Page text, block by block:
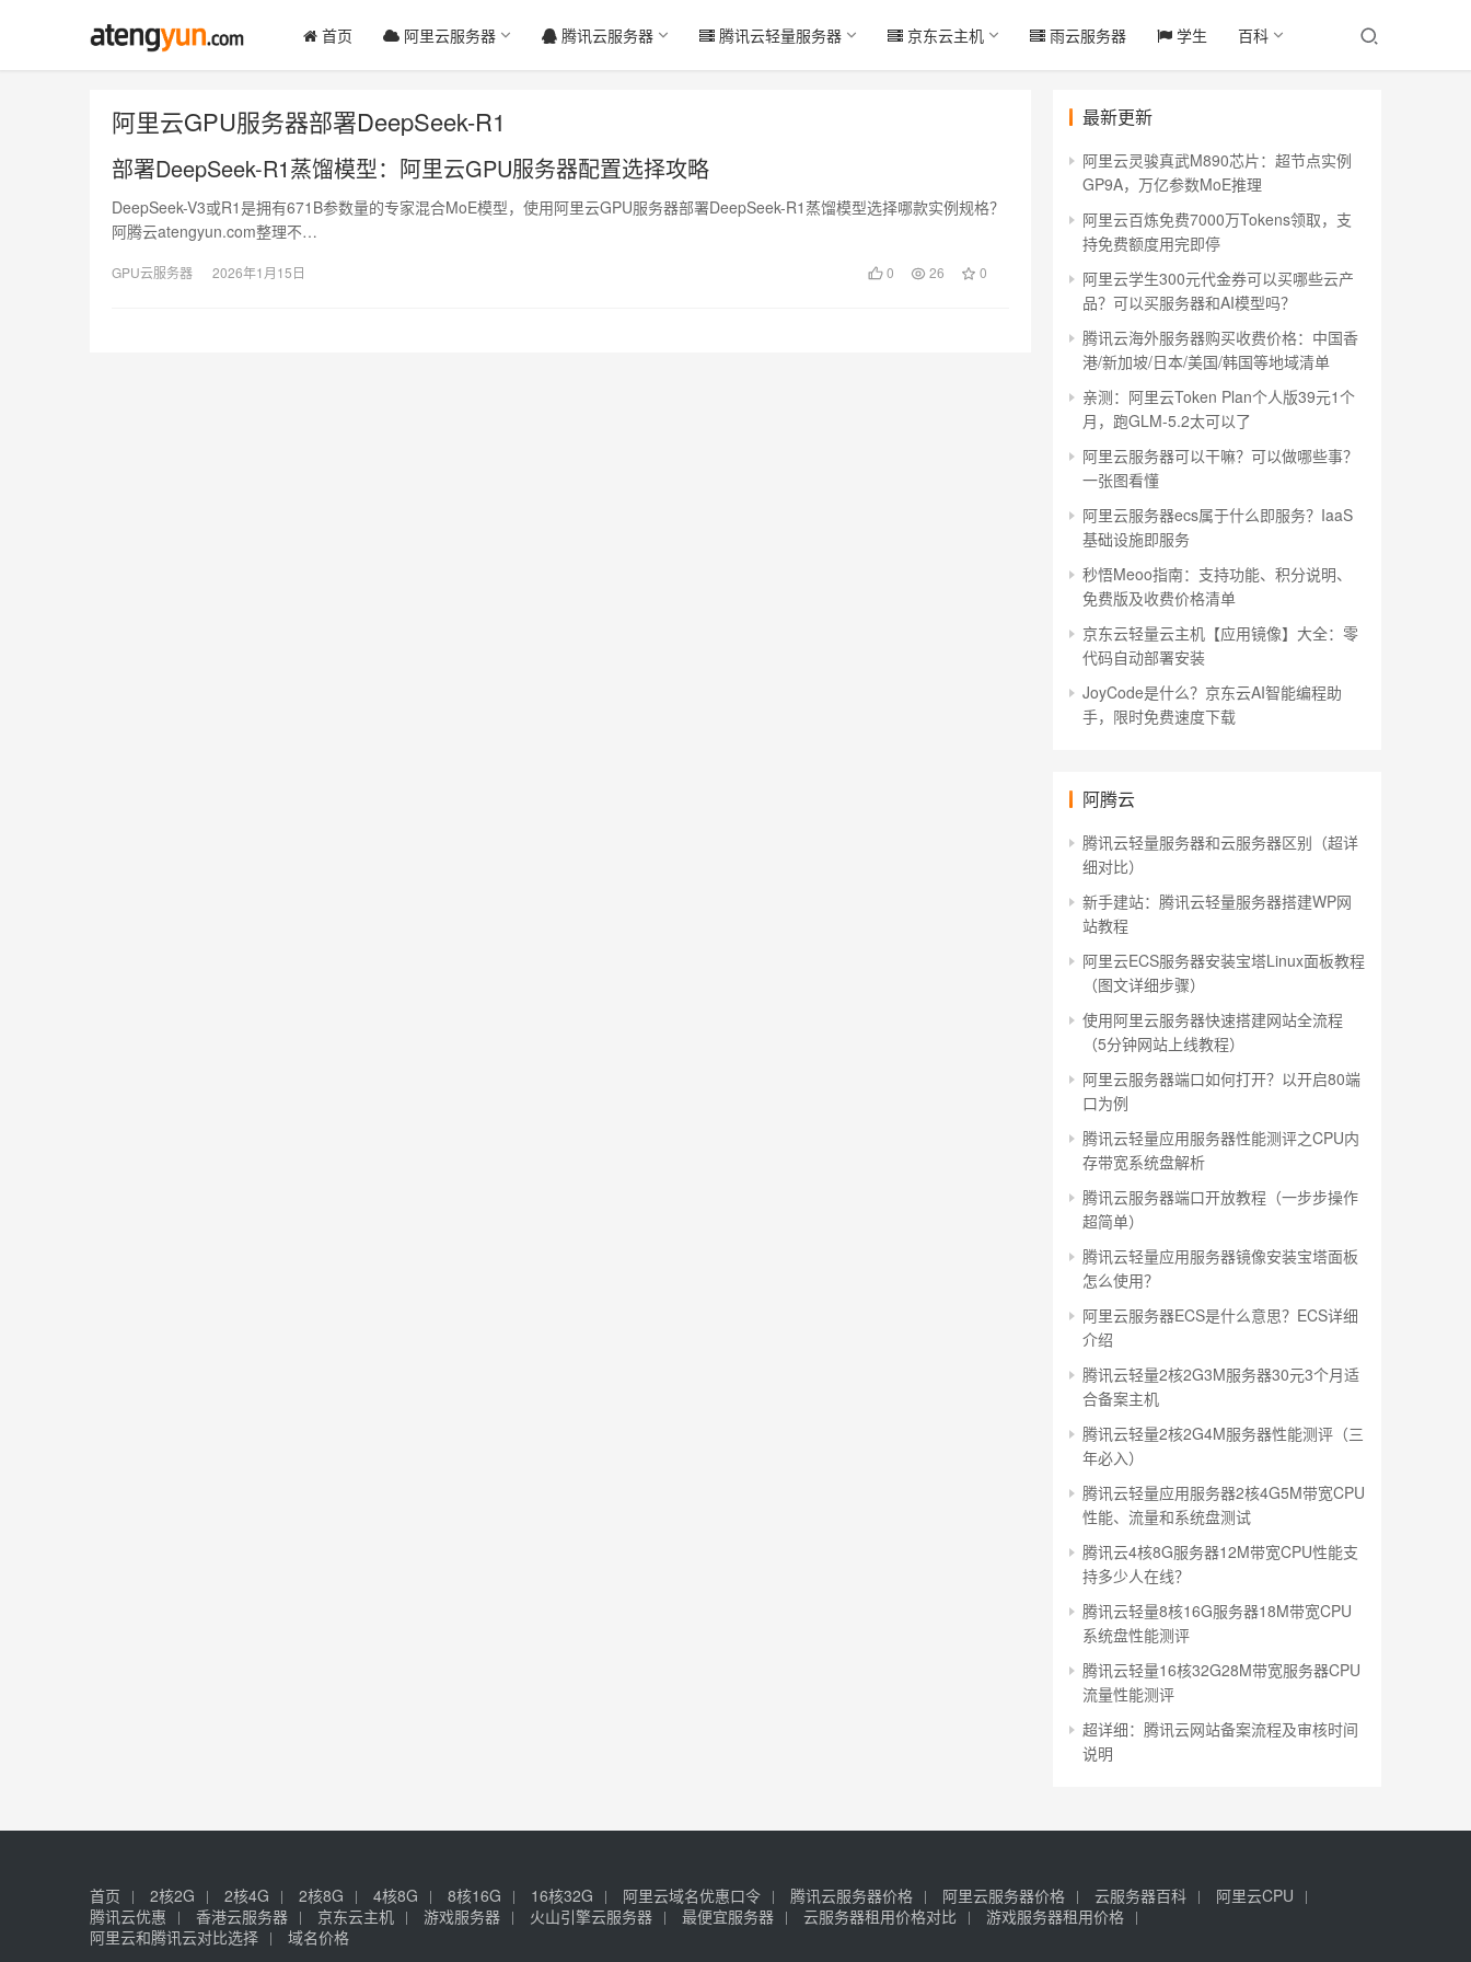
首页 阿里云服务器 腾讯云服务器 腾讯云轻量服务器 京东云主机 雨云服务器 学生 百科
阿里云GPU服务器部署DeepSeek-R1
部署DeepSeek-R1蒸馏模型：阿里云GPU服务器配置选择攻略
DeepSeek-V3或R1是拥有671B参数量的专家混合MoE模型，使用阿里云GPU服务器部署DeepSeek-R1蒸馏模型选择哪款实例规格？
阿腾云atengyun.com整理不…
GPU云服务器 2026年1月15日 0 26 0
最新更新
阿里云灵骏真武M890芯片：超节点实例
GP9A，万亿参数MoE推理
阿里云百炼免费7000万Tokens领取，支
持免费额度用完即停
阿里云学生300元代金券可以买哪些云产
品？可以买服务器和AI模型吗？
腾讯云海外服务器购买收费价格：中国香
港/新加坡/日本/美国/韩国等地域清单
亲测：阿里云Token Plan个人版39元1个
月，跑GLM-5.2太可以了
阿里云服务器可以干嘛？可以做哪些事？
一张图看懂
阿里云服务器ecs属于什么即服务？IaaS
基础设施即服务
秒悟Meoo指南：支持功能、积分说明、
免费版及收费价格清单
京东云轻量云主机【应用镜像】大全：零
代码自动部署安装
JoyCode是什么？京东云AI智能编程助
手，限时免费速度下载
阿腾云
腾讯云轻量服务器和云服务器区别（超详
细对比）
新手建站：腾讯云轻量服务器搭建WP网
站教程
阿里云ECS服务器安装宝塔Linux面板教程
（图文详细步骤）
使用阿里云服务器快速搭建网站全流程
（5分钟网站上线教程）
阿里云服务器端口如何打开？以开启80端
口为例
腾讯云轻量应用服务器性能测评之CPU内
存带宽系统盘解析
腾讯云服务器端口开放教程（一步步操作
超简单）
腾讯云轻量应用服务器镜像安装宝塔面板
怎么使用？
阿里云服务器ECS是什么意思？ECS详细
介绍
腾讯云轻量2核2G3M服务器30元3个月适
合备案主机
腾讯云轻量2核2G4M服务器性能测评（三
年必入）
腾讯云轻量应用服务器2核4G5M带宽CPU
性能、流量和系统盘测试
腾讯云4核8G服务器12M带宽CPU性能支
持多少人在线？
腾讯云轻量8核16G服务器18M带宽CPU
系统盘性能测评
腾讯云轻量16核32G28M带宽服务器CPU
流量性能测评
超详细：腾讯云网站备案流程及审核时间
说明
首页 2核2G 2核4G 2核8G 4核8G 8核16G 16核32G 阿里云域名优惠口令 腾讯云服务器价格 阿里云服务器价格 云服务器百科
阿里云CPU
腾讯云优惠
香港云服务器 京东云主机 游戏服务器 火山引擎云服务器 最便宜服务器 云服务器租用价格对比
游戏服务器租用价格
阿里云和腾讯云对比选择
域名价格